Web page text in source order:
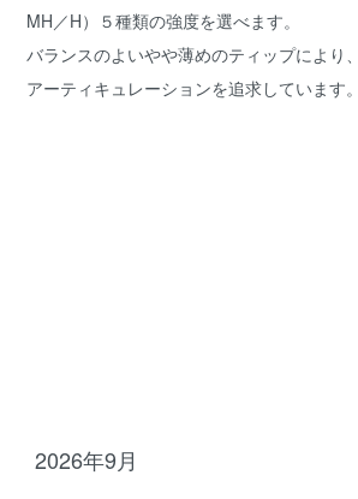
MH／H）５種類の強度を選べます。
バランスのよいやや薄めのティップにより
アーティキュレーションを追求しています。
2026年9月